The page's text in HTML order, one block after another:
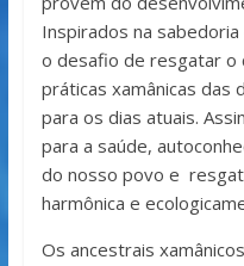
Inspirados na
o desafio de resgatar o
práticas xamânicas das
para os dias atuais.
para a saúde,
do nosso povo e
harmônica e
Os ancestrais